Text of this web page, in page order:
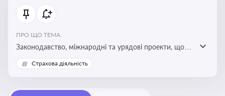
ПРО ЩО ТЕМА:
Законодавство, міжнародні та урядові проекти, що
визначають та знижують воєнні ризики для власників
майна, боржників та кредиторів
Страхова діяльність